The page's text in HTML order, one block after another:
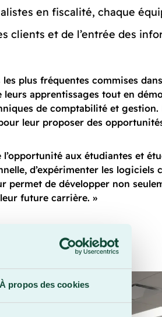
À propos des cookies
en fiscalité, chaque
clients et de l’entrée des
plus fréquentes commises
apprentissages tout en
de comptabilité et gestion.
leur proposer des
aux étudiantes et
d’expérimenter les logiciels
permet de développer non
future carrière. »